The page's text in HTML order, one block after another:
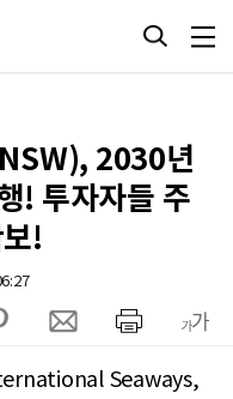
2030년
! 투자자들 주
!
Seaways,